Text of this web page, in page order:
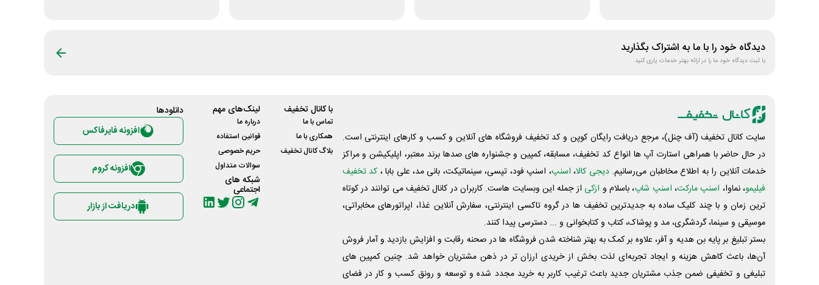
دیدگاه خود را با ما به اشتراک بگذارید
با ثبت دیدگاه خود ما را در ارائه بهتر خدمات یاری کنید
سایت کانال تخفیف (آف چنل)، مرجع دریافت رایگان کوپن و کد تخفیف فروشگاه های آنلاین و کسب و‌ کارهای اینترنتی است.
در حال حاضر با همراهی استارت آپ ها انواع کد تخفیف، مسابقه، کمپین و جشنواره های صدها برند معتبر، اپلیکیشن و مراکز
خدمات آنلاین را به اطلاع مخاطبان می‌رسانیم. دیجی کالا، اسنپ، اسنپ فود، تپسی، سینماتیکت، بانی مد، علی‌ بابا ، کد تخفیف
فیلیمو، نماوا، اسنپ مارکت، اسنپ شاپ، باسلام و ازکی از جمله این وبسایت ‌هاست. کاربران در کانال تخفیف می توانند در کوتاه
ترین زمان و با چند کلیک ساده به جدیدترین تخفیف ها در گروه تاکسی اینترنتی، سفارش آنلاین غذا، اپراتورهای مخابراتی،
موسیقی و سینما، گردشگری، مد و پوشاک، کتاب و کتابخوانی و ... دسترسی پیدا کنند.
بستر تبلیغ بر پایه بن هدیه و آفر، علاوه بر کمک به بهتر شناخته شدن فروشگاه ها در صحنه رقابت و افزایش بازدید و آمار فروش
آن‌ها، باعث کاهش هزینه و ایجاد تجربه‌ای لذت بخش از خریدی ارزان تر در ذهن مشتریان خواهد شد. چنین کمپین های
تبلیغی و تخفیفی ضمن جذب مشتریان جدید باعث ترغیب کاربر به خرید مجدد شده و توسعه و رونق کسب و کار در فضای
با کانال تخفیف
تماس با ما
همکاری با ما
بلاگ کانال تخفیف
لینک‌های مهم
درباره ما
قوانین استفاده
حریم خصوصی
سوالات متداول
شبکه های
اجتماعی
دانلود‌ها
افزونه فایرفاکس
افزونه کروم
دریافت از بازار